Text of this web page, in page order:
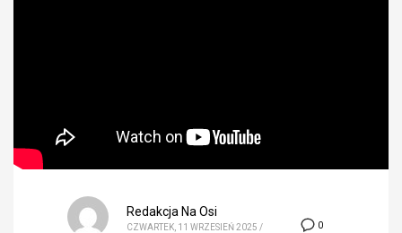
0
Redakcja Na Osi
CZWARTEK, 11 WRZESIEŃ 2025 /